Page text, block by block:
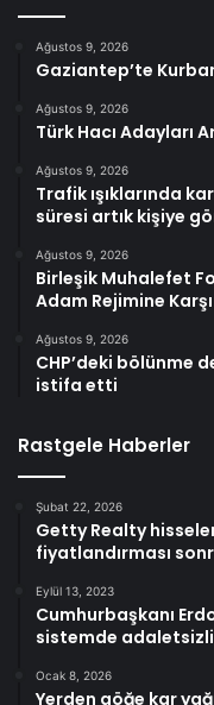
Ağustos 9, 2026
Gaziantep’te
Ağustos 9, 2026
Türk Hacı Adayları
Ağustos 9, 2026
Trafik ışıklarında
süresi artık kişiye
Ağustos 9, 2026
Birleşik Muhalefet
Adam Rejimine
Ağustos 9, 2026
CHP’deki bölünme
istifa etti
Rastgele Haberler
Şubat 22, 2026
Getty Realty
fiyatlandırması
Eylül 13, 2023
Cumhurbaşkanı
sistemde
Ocak 8, 2026
Yerden göğe kar